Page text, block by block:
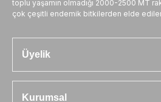
toplu yaşamın olmadığı 2000-2500 MT
çok çeşitli endemik bitkilerden elde edilen
Üyelik
Kurumsal